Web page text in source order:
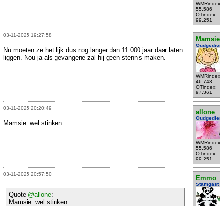
55.586
OTindex:
99.251
03-11-2025 19:27:58
Mamsie
46.743
OTindex:
97.361
Nu moeten ze het lijk dus nog langer dan 11.000 jaar daar laten
liggen. Nou ja als gevangene zal hij geen stennis maken.
03-11-2025 20:20:49
allone
55.586
OTindex:
99.251
Mamsie: wel stinken
03-11-2025 20:57:50
Emmo
Stamgast
Quote @allone:
Mamsie: wel stinken